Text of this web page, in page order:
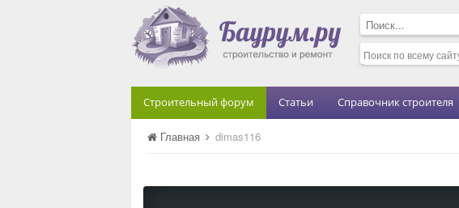
Строительный форум Статьи Справочник строителя
Главная dimas116